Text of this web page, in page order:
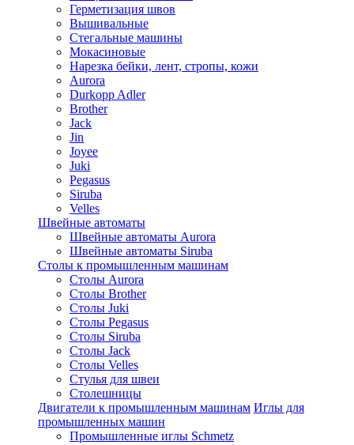
Герметизация швов
Вышивальные
Стегальные машины
Мокасиновые
Нарезка бейки, лент, стропы, кожи
Aurora
Durkopp Adler
Brother
Jack
Jin
Joyee
Juki
Pegasus
Siruba
Velles
Швейные автоматы
Швейные автоматы Aurora
Швейные автоматы Siruba
Столы к промышленным машинам
Столы Aurora
Столы Brother
Столы Juki
Столы Pegasus
Столы Siruba
Столы Jack
Столы Velles
Стулья для швеи
Столешницы
Двигатели к промышленным машинам Иглы для
промышленных машин
Промышленные иглы Schmetz